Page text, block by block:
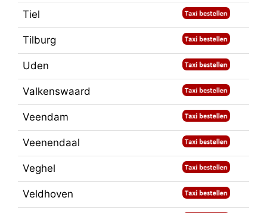
Tiel
Tilburg
Uden
Valkenswaard
Veendam
Veenendaal
Veghel
Veldhoven